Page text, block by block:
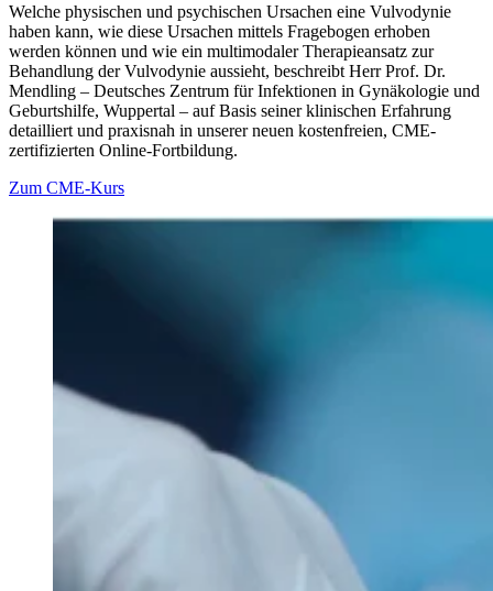
Welche physischen und psychischen Ursachen eine Vulvodynie
haben kann, wie diese Ursachen mittels Fragebogen erhoben
werden können und wie ein multimodaler Therapieansatz zur
Behandlung der Vulvodynie aussieht, beschreibt Herr Prof. Dr.
Mendling – Deutsches Zentrum für Infektionen in Gynäkologie und
Geburtshilfe, Wuppertal – auf Basis seiner klinischen Erfahrung
detailliert und praxisnah in unserer neuen kostenfreien, CME-
zertifizierten Online-Fortbildung.
Zum CME-Kurs